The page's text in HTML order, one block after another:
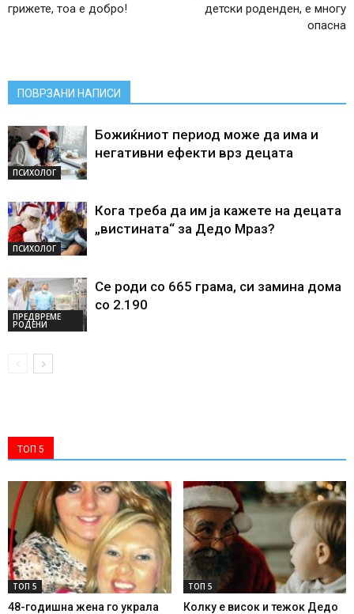
грижете, тоа е добро!
детски роденден, е многу
опасна
ПОВРЗАНИ НАПИСИ
ПСИХОЛОГ
Божиќниот период може да има и
негативни ефекти врз децата
ПСИХОЛОГ
Кога треба да им ја кажете на децата
„вистината“ за Дедо Мраз?
ПРЕДВРЕМЕ
РОДЕНИ
Се роди со 665 грама, си замина дома
со 2.190
ТОП 5
ТОП 5
48-годишна жена го украла
ТОП 5
Колку е висок и тежок Дедо